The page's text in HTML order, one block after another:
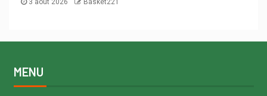
3 août 2026 Basket221
MENU